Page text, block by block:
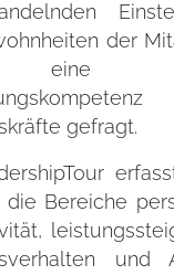
der
gefragt.
die Bereiche
und